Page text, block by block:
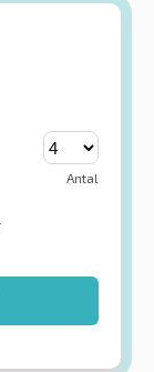
Antal